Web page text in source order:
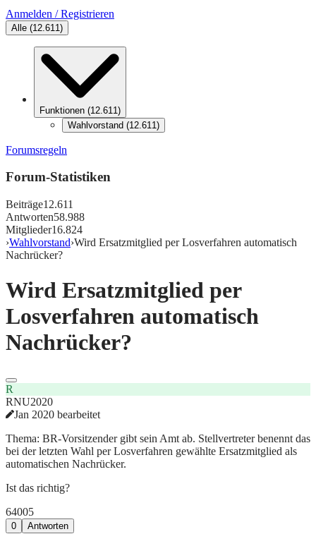
Anmelden / Registrieren
Alle (12.611)
Funktionen (12.611)
Wahlvorstand (12.611)
Forumsregeln
Forum-Statistiken
Beiträge12.611
Antworten58.988
Mitglieder16.824
›Wahlvorstand›Wird Ersatzmitglied per Losverfahren automatisch
Nachrücker?
Wird Ersatzmitglied per
Losverfahren automatisch
Nachrücker?
R
RNU2020
Jan 2020 bearbeitet
Thema: BR-Vorsitzender gibt sein Amt ab. Stellvertreter benennt das
bei der letzten Wahl per Losverfahren gewählte Ersatzmitglied als
automatischen Nachrücker.
Ist das richtig?
64005
0 Antworten